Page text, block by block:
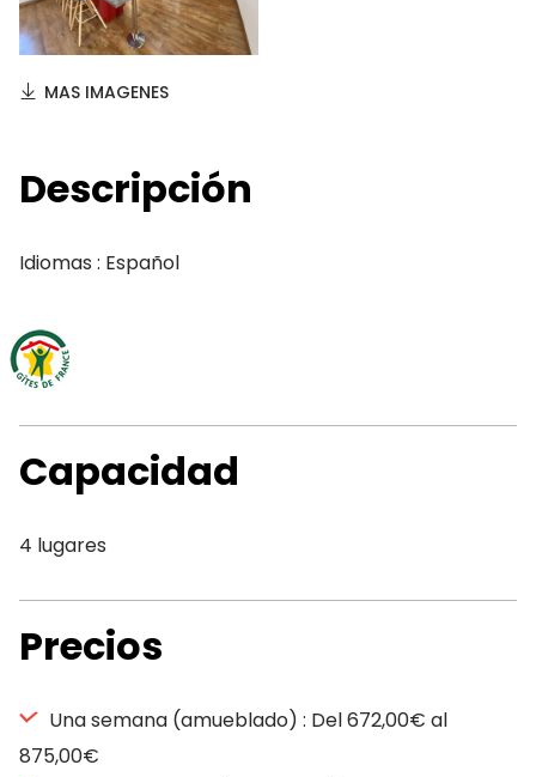
MAS IMAGENES
Descripción
Idiomas : Español
Capacidad
4 lugares
Precios
Una semana (amueblado) : Del 672,00€ al
875,00€